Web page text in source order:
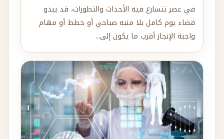
في عصر تتسارع فيه الأحداث والتطورات، قد يبدو
قضاء يوم كامل بلا منبه صباحي أو خطط أو مهام
واجبة الإنجاز أقرب ما يكون إلى...